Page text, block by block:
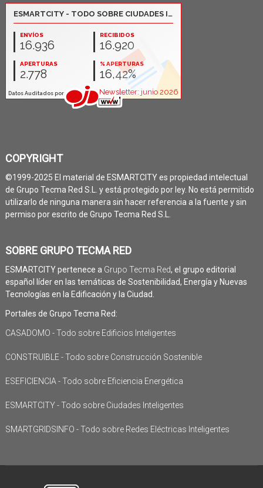
COPYRIGHT
©1999-2025 El material de ESMARTCITY es propiedad intelectual
de Grupo Tecma Red S.L. y está protegido por ley. No está permitido
utilizarlo de ninguna manera sin hacer referencia a la fuente y sin
permiso por escrito de Grupo Tecma Red S.L.
SOBRE GRUPO TECMA RED
ESMARTCITY pertenece a Grupo Tecma Red, el grupo editorial
español líder en las temáticas de Sostenibilidad, Energía y Nuevas
Tecnologías en la Edificación y la Ciudad.
Portales de Grupo Tecma Red:
CASADOMO - Todo sobre Edificios Inteligentes
CONSTRUIBLE - Todo sobre Construcción Sostenible
ESEFICIENCIA - Todo sobre Eficiencia Energética
ESMARTCITY - Todo sobre Ciudades Inteligentes
SMARTGRIDSINFO - Todo sobre Redes Eléctricas Inteligentes